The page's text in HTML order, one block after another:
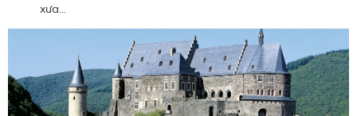
xưa...